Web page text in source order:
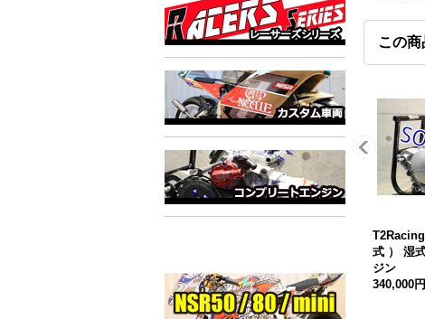
この商
式 ） 湿
ジン
340,000円